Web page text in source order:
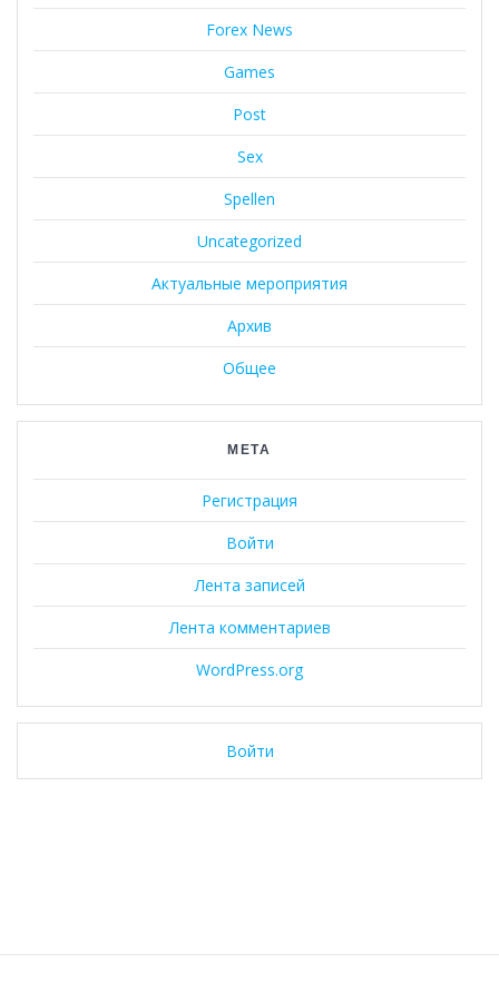
Forex News
Games
Post
Sex
Spellen
Uncategorized
Актуальные мероприятия
Архив
Общее
МЕТА
Регистрация
Войти
Лента записей
Лента комментариев
WordPress.org
Войти